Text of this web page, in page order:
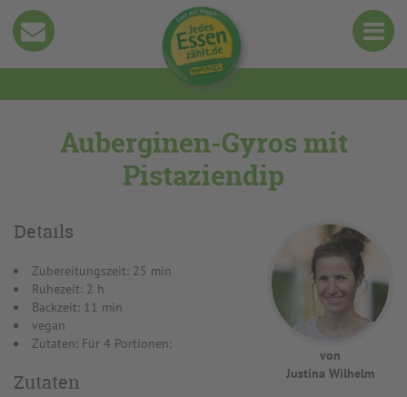
Auberginen-Gyros mit
Pistaziendip
von
Justina Wilhelm
Details
Zubereitungszeit: 25 min
Ruhezeit: 2 h
Backzeit: 11 min
vegan
Zutaten: Für 4 Portionen:
Zutaten